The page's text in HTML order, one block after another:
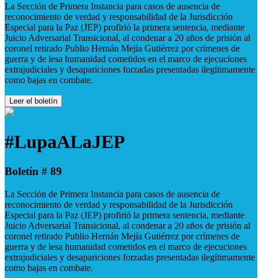
La Sección de Primera Instancia para casos de ausencia de
reconocimiento de verdad y responsabilidad de la Jurisdicción
Especial para la Paz (JEP) profirió la primera sentencia, mediante
Juicio Adversarial Transicional, al condenar a 20 años de prisión al
coronel retirado Publio Hernán Mejía Gutiérrez por crímenes de
guerra y de lesa humanidad cometidos en el marco de ejecuciones
extrajudiciales y desapariciones forzadas presentadas ilegítimamente
como bajas en combate.
Leer el boletín
#LupaALaJEP
Boletín # 89
La Sección de Primera Instancia para casos de ausencia de
reconocimiento de verdad y responsabilidad de la Jurisdicción
Especial para la Paz (JEP) profirió la primera sentencia, mediante
Juicio Adversarial Transicional, al condenar a 20 años de prisión al
coronel retirado Publio Hernán Mejía Gutiérrez por crímenes de
guerra y de lesa humanidad cometidos en el marco de ejecuciones
extrajudiciales y desapariciones forzadas presentadas ilegítimamente
como bajas en combate.